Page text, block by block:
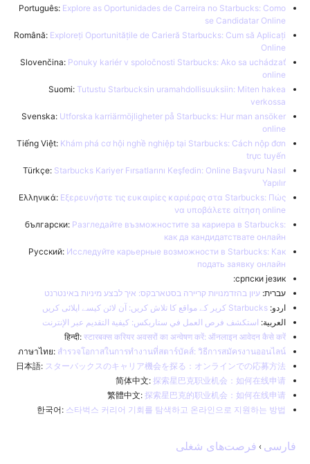
Português: Explore as Oportunidades de Carreira no Starbucks: Como
se Candidatar Online
Română: Exploreți Oportunitățile de Carieră Starbucks: Cum să Aplicați
Online
Slovenčina: Ponuky kariér v spoločnosti Starbucks: Ako sa uchádzať
online
Suomi: Tutustu Starbucksin uramahdollisuuksiin: Miten hakea
verkossa
Svenska: Utforska karriärmöjligheter på Starbucks: Hur man ansöker
online
Tiếng Việt: Khám phá cơ hội nghề nghiệp tại Starbucks: Cách nộp đơn
trực tuyến
Türkçe: Starbucks Kariyer Fırsatlarını Keşfedin: Online Başvuru Nasıl
Yapılır
Ελληνικά: Εξερευνήστε τις ευκαιρίες καριέρας στα Starbucks: Πώς
να υποβάλετε αίτηση online
български: Разгледайте възможностите за кариера в Starbucks:
как да кандидатствате онлайн
Русский: Исследуйте карьерные возможности в Starbucks: Как
подать заявку онлайн
српски језик:
עברית: עיון בהזדמנויות קריירה בסטארבקס: איך לבצע מיניות באינטרנט
اردو: Starbucks کریر کے مواقع کا تلاش کریں: آن لائن کیسے اپلائی کریں
العربية: استكشف فرص العمل في ستاربكس: كيفية التقديم عبر الإنترنت
हिन्दी: स्टारबक्स करियर अवसरों का अन्वेषण करें: ऑनलाइन आवेदन कैसे करें
ภาษาไทย: สำรวจโอกาสในการทำงานที่สตาร์บัคส์: วิธีการสมัครงานออนไลน์
日本語: スターバックスのキャリア機会を探る：オンラインでの応募方法
简体中文: 探索星巴克职业机会：如何在线申请
繁體中文: 探索星巴克的职业机会：如何在线申请
한국어: 스타벅스 커리어 기회를 탐색하고 온라인으로 지원하는 방법
فارسی › فرصت‌های شغلی